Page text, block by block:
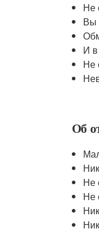
Не
Вы
И в
Не
Об
Не
Не